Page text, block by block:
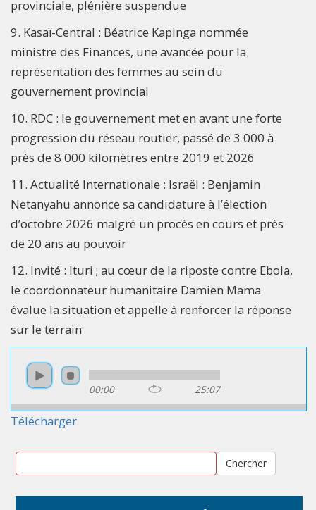
provinciale, plénière suspendue
9. Kasaï-Central : Béatrice Kapinga nommée
ministre des Finances, une avancée pour la
représentation des femmes au sein du
gouvernement provincial
10. RDC : le gouvernement met en avant une forte
progression du réseau routier, passé de 3 000 à
près de 8 000 kilomètres entre 2019 et 2026
11. Actualité Internationale : Israël : Benjamin
Netanyahu annonce sa candidature à l’élection
d’octobre 2026 malgré un procès en cours et près
de 20 ans au pouvoir
12. Invité : Ituri ; au cœur de la riposte contre Ebola,
le coordonnateur humanitaire Damien Mama
évalue la situation et appelle à renforcer la réponse
sur le terrain
00:00 25:07
Télécharger
Chercher